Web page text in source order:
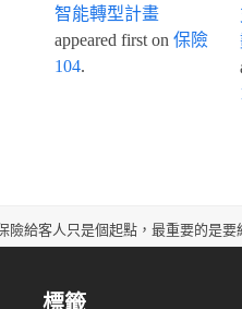
智能轉型計畫
appeared first on 保險
104.
給客人只是個起點，最重要的是要
標籤